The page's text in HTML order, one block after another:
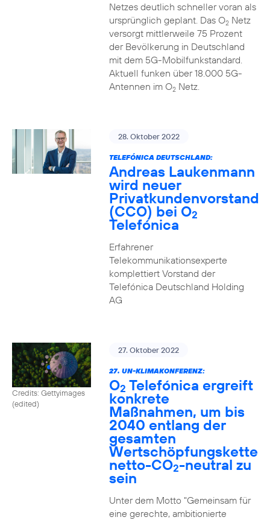
Netzes deutlich schneller voran als
ursprünglich geplant. Das O2Netz
versorgt mittlerweile 75 Prozent
der Bevölkerung in Deutschland
mit dem 5G-Mobilfunkstandard.
Aktuell funken über 18.000 5G-
Antennen im O2Netz.
28. Oktober 2022
TELEFÓNICA DEUTSCHLAND:
Andreas Laukenmann
wird neuer
Privatkundenvorstand
(CCO) bei O2
Telefónica
Erfahrener
Telekommunikationsexperte
komplettiert Vorstand der
Telefónica Deutschland Holding
AG
Credits: Gettyimages
(edited)
27. Oktober 2022
27. UN-KLIMAKONFERENZ:
O2 Telefónica ergreift
konkrete
Maßnahmen, um bis
2040 entlang der
gesamten
Wertschöpfungskette
netto-CO2-neutral zu
sein
Unter dem Motto "Gemeinsam für
eine gerechte, ambitionierte